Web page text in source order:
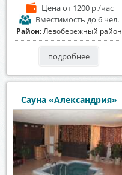
Ценаот 1200 р./час
Вместимость до 6 чел.
Район:Левобережный район
подробнее
Сауна «Александрия»